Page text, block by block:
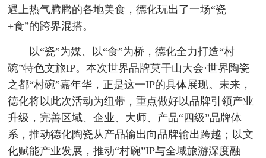
遇上热气腾腾的各地美食，德化玩出了一场“瓷
+食”的跨界混搭。
以“瓷”为媒、以“食”为桥，德化全力打造“村
碗”特色文旅IP。本次世界品牌莫干山大会·世界陶瓷
之都“村碗”嘉年华，正是这一IP的具体展现。未来，
德化将以此次活动为纽带，重点做好以品牌引领产业
升级，完善区域、企业、大师、产品“四级”品牌体
系，推动德化陶瓷从产品输出向品牌输出跨越；以文
化赋能产业发展，推动“村碗”IP与全域旅游深度融